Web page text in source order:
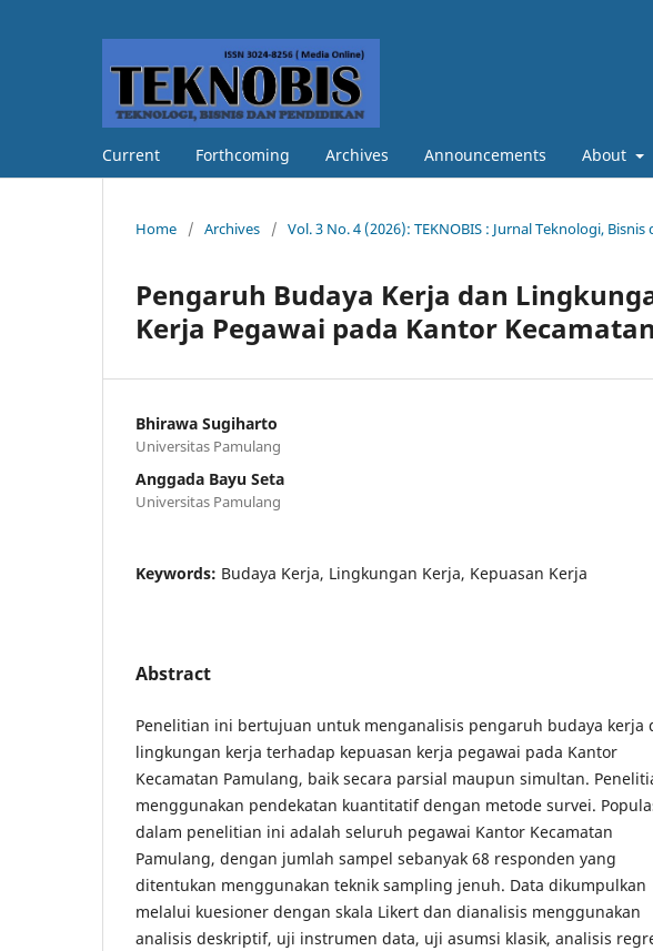
Current Forthcoming Archives Announcements About
Home / Archives / Vol. 3 No. 4 (2026): TEKNOBIS : Jurnal Teknologi,
Pengaruh Budaya Kerja dan
Kerja Pegawai pada Kantor
Bhirawa Sugiharto
Universitas Pamulang
Anggada Bayu Seta
Universitas Pamulang
Keywords: Budaya Kerja, Lingkungan Kerja, Kepuasan Kerja
Abstract
Penelitian ini bertujuan untuk menganalisis pengaruh budaya kerja
lingkungan kerja terhadap kepuasan kerja pegawai pada Kantor
Kecamatan Pamulang, baik secara parsial maupun simultan.
menggunakan pendekatan kuantitatif dengan metode survei.
dalam penelitian ini adalah seluruh pegawai Kantor Kecamatan
Pamulang, dengan jumlah sampel sebanyak 68 responden yang
ditentukan menggunakan teknik sampling jenuh. Data dikumpulkan
melalui kuesioner dengan skala Likert dan dianalisis menggunakan
analisis deskriptif, uji instrumen data, uji asumsi klasik, analisis